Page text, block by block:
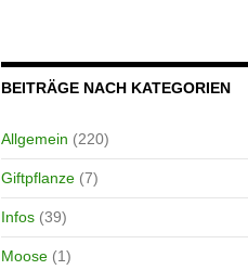
BEITRÄGE NACH KATEGORIEN
Allgemein (220)
Giftpflanze(7)
Infos(39)
Moose(1)